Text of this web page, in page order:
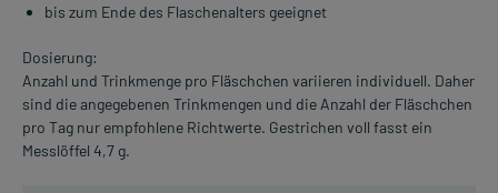
bis zum Ende des Flaschenalters geeignet
Dosierung:
Anzahl und Trinkmenge pro Fläschchen variieren individuell. Daher
sind die angegebenen Trinkmengen und die Anzahl der Fläschchen
pro Tag nur empfohlene Richtwerte. Gestrichen voll fasst ein
Messlöffel 4,7 g.